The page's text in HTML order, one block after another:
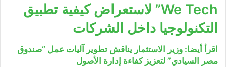
We Tech” لاستعراض كيفية تطبيق
التكنولوجيا داخل الشركات
اقرأ أيضا: وزير الاستثمار يناقش تطوير آليات عمل “صندوق
مصر السيادي” لتعزيز كفاءة إدارة الأصول